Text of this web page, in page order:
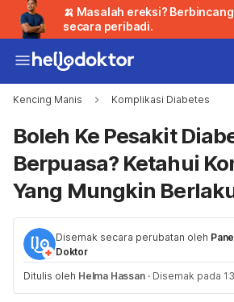
🍌 Masalah ereksi?
secara peribadi.
Kencing Manis Komplikasi Diabetes
Boleh Ke Pesakit
Berpuasa? Ketahui
Yang Mungkin
Disemak secara perubatan oleh
Doktor
Ditulis oleh Helma Hassan · Disemak pada